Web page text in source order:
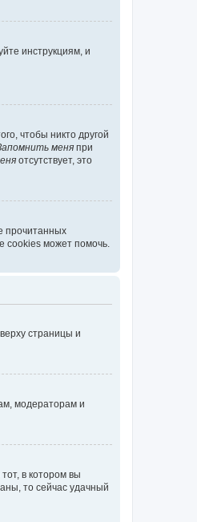
инструкциям, и
чтобы никто другой
меня при
отсутствует, это
прочитанных
cookies может помочь.
страницы и
модераторам и
в котором вы
то сейчас удачный